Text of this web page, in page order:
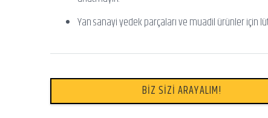
Yan sanayi yedek parçaları ve muadil ürünler için
BİZ SİZİ ARAYALIM!